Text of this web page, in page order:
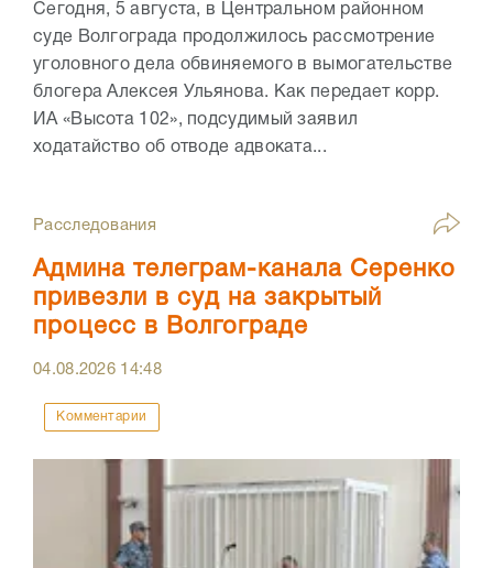
Сегодня, 5 августа, в Центральном районном
суде Волгограда продолжилось рассмотрение
уголовного дела обвиняемого в вымогательстве
блогера Алексея Ульянова. Как передает корр.
ИА «Высота 102», подсудимый заявил
ходатайство об отводе адвоката...
Расследования
Админа телеграм-канала Серенко
привезли в суд на закрытый
процесс в Волгограде
04.08.2026 14:48
Комментарии